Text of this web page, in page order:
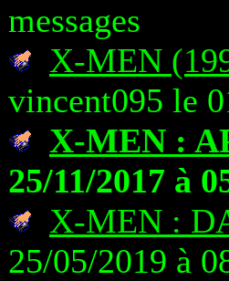
messages
X-MEN
vincent095 le
X-MEN :
25/11/2017 à
X-MEN :
25/05/2019 à